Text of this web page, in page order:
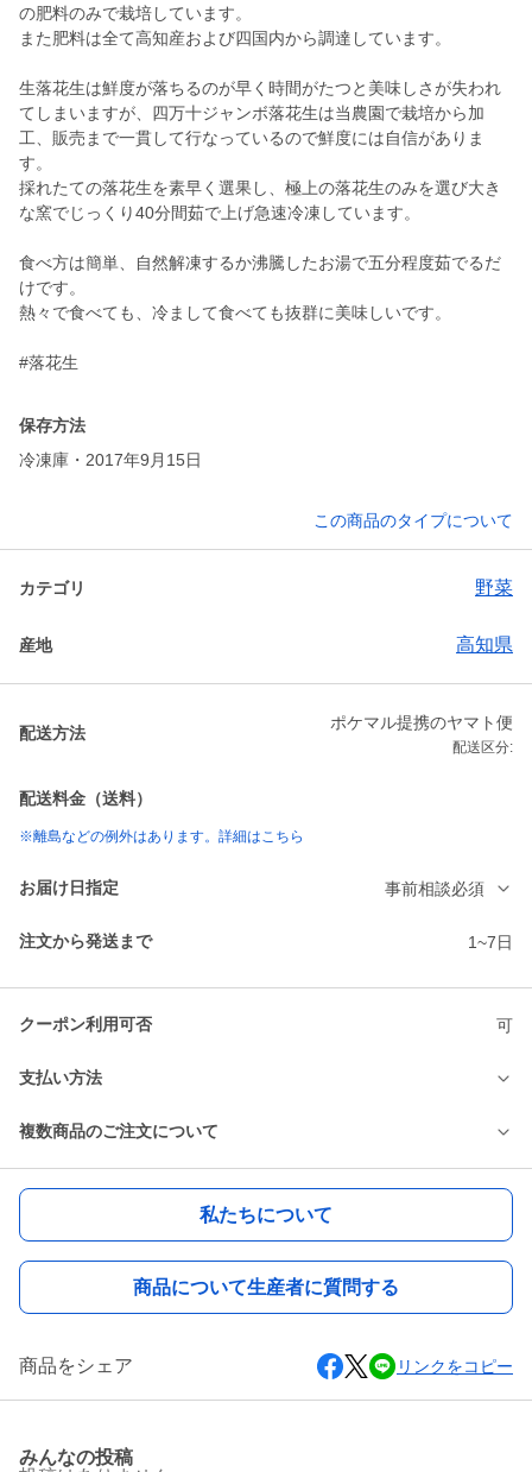
の肥料のみで栽培しています。
また肥料は全て高知産および四国内から調達しています。
生落花生は鮮度が落ちるのが早く時間がたつと美味しさが失われ
てしまいますが、四万十ジャンボ落花生は当農園で栽培から加
工、販売まで一貫して行なっているので鮮度には自信がありま
す。
採れたての落花生を素早く選果し、極上の落花生のみを選び大き
な窯でじっくり40分間茹で上げ急速冷凍しています。
食べ方は簡単、自然解凍するか沸騰したお湯で五分程度茹でるだ
けです。
熱々で食べても、冷まして食べても抜群に美味しいです。
#落花生
保存方法
冷凍庫・2017年9月15日
この商品のタイプについて
カテゴリ 野菜
産地 高知県
配送方法
ポケマル提携のヤマト便
配送区分:
配送料金（送料）
※離島などの例外はあります。詳細はこちら
お届け日指定 事前相談必須
注文から発送まで 1~7日
クーポン利用可否 可
支払い方法
複数商品のご注文について
私たちについて
商品について生産者に質問する
商品をシェア リンクをコピー
みんなの投稿